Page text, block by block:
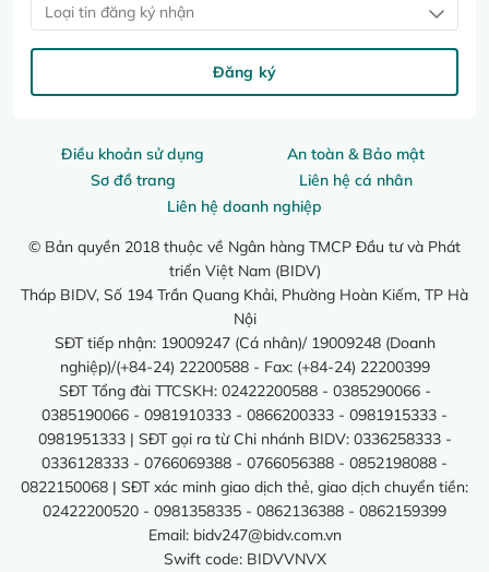
Điều khoản sử dụng
An toàn & Bảo mật
Sơ đồ trang
Liên hệ cá nhân
Liên hệ doanh nghiệp
© Bản quyền 2018 thuộc về Ngân hàng TMCP Đầu tư và Phát
triển Việt Nam (BIDV)
Tháp BIDV, Số 194 Trần Quang Khải, Phường Hoàn Kiếm, TP Hà
Nội
SĐT tiếp nhận: 19009247 (Cá nhân)/ 19009248 (Doanh
nghiệp)/(+84-24) 22200588 - Fax: (+84-24) 22200399
SĐT Tổng đài TTCSKH: 02422200588 - 0385290066 -
0385190066 - 0981910333 - 0866200333 - 0981915333 -
0981951333 | SĐT gọi ra từ Chi nhánh BIDV: 0336258333 -
0336128333 - 0766069388 - 0766056388 - 0852198088 -
0822150068 | SĐT xác minh giao dịch thẻ, giao dịch chuyển tiền:
02422200520 - 0981358335 - 0862136388 - 0862159399
Email: bidv247@bidv.com.vn
Swift code: BIDVVNVX
Loại tin đăng ký nhận
Đăng ký